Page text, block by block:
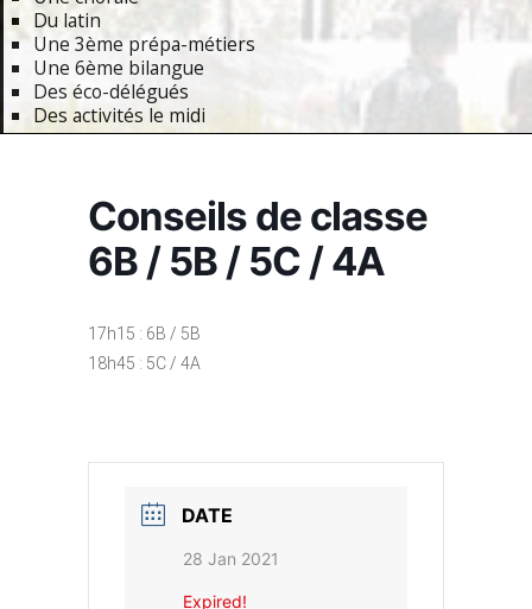
Du latin
Une 3ème prépa-métiers
Une 6ème bilangue
Des éco-délégués
Des activités le midi
Conseils de classe
6B / 5B / 5C / 4A
17h15 : 6B / 5B
18h45 : 5C / 4A
DATE
28 Jan 2021
Expired!